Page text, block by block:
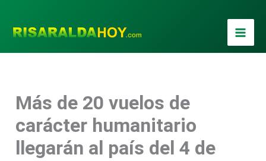
contenido
Más de 20 vuelos de
carácter humanitario
llegarán al país del 4 de